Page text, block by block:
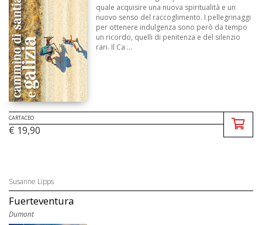
quale acquisire una nuova spiritualità e un
nuovo senso del raccoglimento. I pellegrinaggi
per ottenere indulgenza sono però da tempo
un ricordo, quelli di penitenza e del silenzio
rari. Il Ca ...
CARTACEO
€ 19,90
Susanne Lipps
Fuerteventura
Dumont